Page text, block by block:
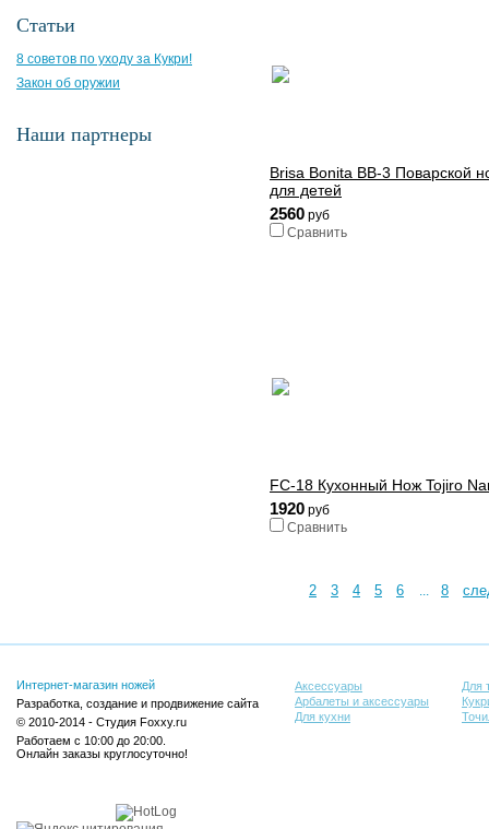
Статьи
8 советов по уходу за Кукри!
Закон об оружии
Наши партнеры
Brisa Bonita BB-3 Поварской
для детей
2560 руб
Сравнить
FC-18 Кухонный Нож Tojiro
1920 руб
Сравнить
2 3 4 5 6 ... 8
Интернет-магазин ножей
Разработка, создание и продвижение сайта
© 2010-2014 - Студия Foxxy.ru
Работаем с 10:00 до 20:00.
Онлайн заказы круглосуточно!
Аксессуары
Арбалеты и аксессуары
Для кухни
Для